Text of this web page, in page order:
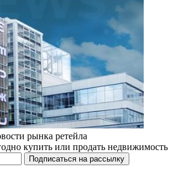
рынка ретейла
купить или продать недвижимость